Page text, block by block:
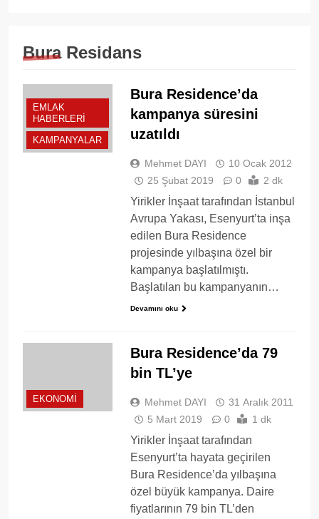
Bura Residans
EMLAK
HABERLERI
KAMPANYALAR
Bura Residence’da
kampanya süresini
uzatıldı
Mehmet DAYI
10 Ocak 2012
25 Şubat 2019
0 2 dk
Yirikler İnşaat tarafından İstanbul
Avrupa Yakası, Esenyurt’ta inşa
edilen Bura Residence
projesinde yılbaşına özel bir
kampanya başlatılmıştı.
Başlatılan bu kampanyanın…
Devamını oku
EKONOMI
Bura Residence’da 79
bin TL’ye
Mehmet DAYI
31 Aralık 2011
5 Mart 2019
0 1 dk
Yirikler İnşaat tarafından
Esenyurt’ta hayata geçirilen
Bura Residence’da yılbaşına
özel büyük kampanya. Daire
fiyatlarının 79 bin TL’den